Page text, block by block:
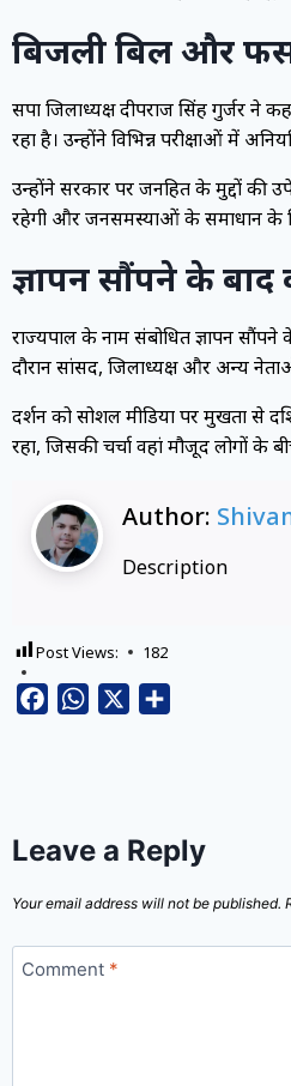
बिजली बिल और
सपा जिलाध्यक्ष दीपराज सिंह गुर्जर ने
रहा है। उन्होंने विभिन्न परीक्षाओं में
उन्होंने सरकार पर जनहित के मुद्दों
रहेगी और जनसमस्याओं के समाधान के
ज्ञापन सौंपने के बाद
राज्यपाल के नाम संबोधित ज्ञापन
दौरान सांसद, जिलाध्यक्ष और अन्य
प्रदर्शन को सोशल मीडिया पर प्रमुखता
रहा, जिसकी चर्चा वहां मौजूद लोगों के
Author:
Description
Post Views: 182
FacebookWhatsApp
Leave a Reply
Your email address will not be published.
Comment *